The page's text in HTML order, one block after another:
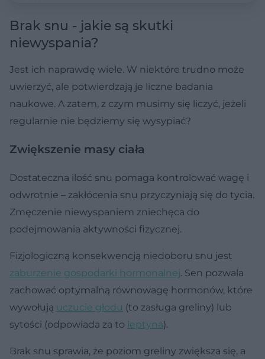
Brak snu - jakie są skutki
niewyspania?
Jest ich naprawdę wiele. W niektóre trudno może
uwierzyć, ale potwierdzają je liczne badania
naukowe. A zatem, z czym musimy się liczyć, jeżeli
regularnie nie będziemy się wysypiać?
Zwiększenie masy ciała
Dostateczna ilość snu pomaga kontrolować wagę i
odwrotnie – zakłócenia snu przyczyniają się do tycia.
Zmęczenie niewyspaniem zniechęca do
podejmowania aktywności fizycznej.
Fizjologiczną konsekwencją niedoboru snu jest
zaburzenie gospodarki hormonalnej. Sen pozwala
zachować optymalną równowagę hormonów, które
wywołują uczucie głodu (to zasługa greliny) lub
sytości (odpowiada za to leptyna).
Brak snu sprawia, że poziom greliny zwiększa się, a